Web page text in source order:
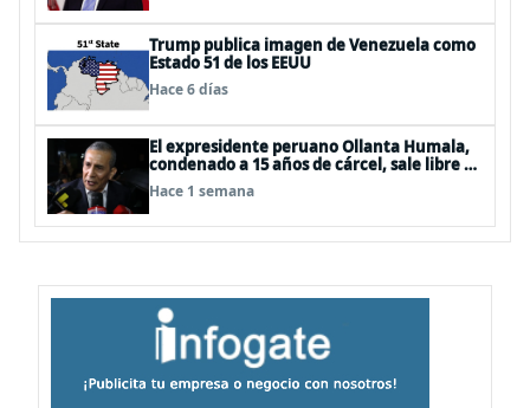
Trump publica imagen de Venezuela como
Estado 51 de los EEUU
Hace 6 días
El expresidente peruano Ollanta Humala,
condenado a 15 años de cárcel, sale libre al
anularse su caso
Hace 1 semana